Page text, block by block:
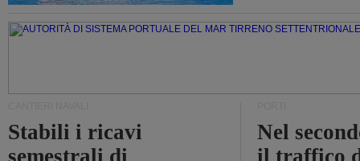
Stabili i ricavi
semestrali di
Nel
il traffico